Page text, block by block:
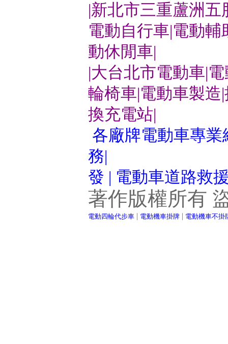
|新北市三重蘆洲
電動自行車|電動
動休閒車|
|大台北市電動車|
輪椅車|電動車製造
換充電站|
各廠牌電動車專
務|
發 | 電動車道路救
著作版權所有
電動四輪代步車 | 電動機車掛牌 | 電動機車不掛